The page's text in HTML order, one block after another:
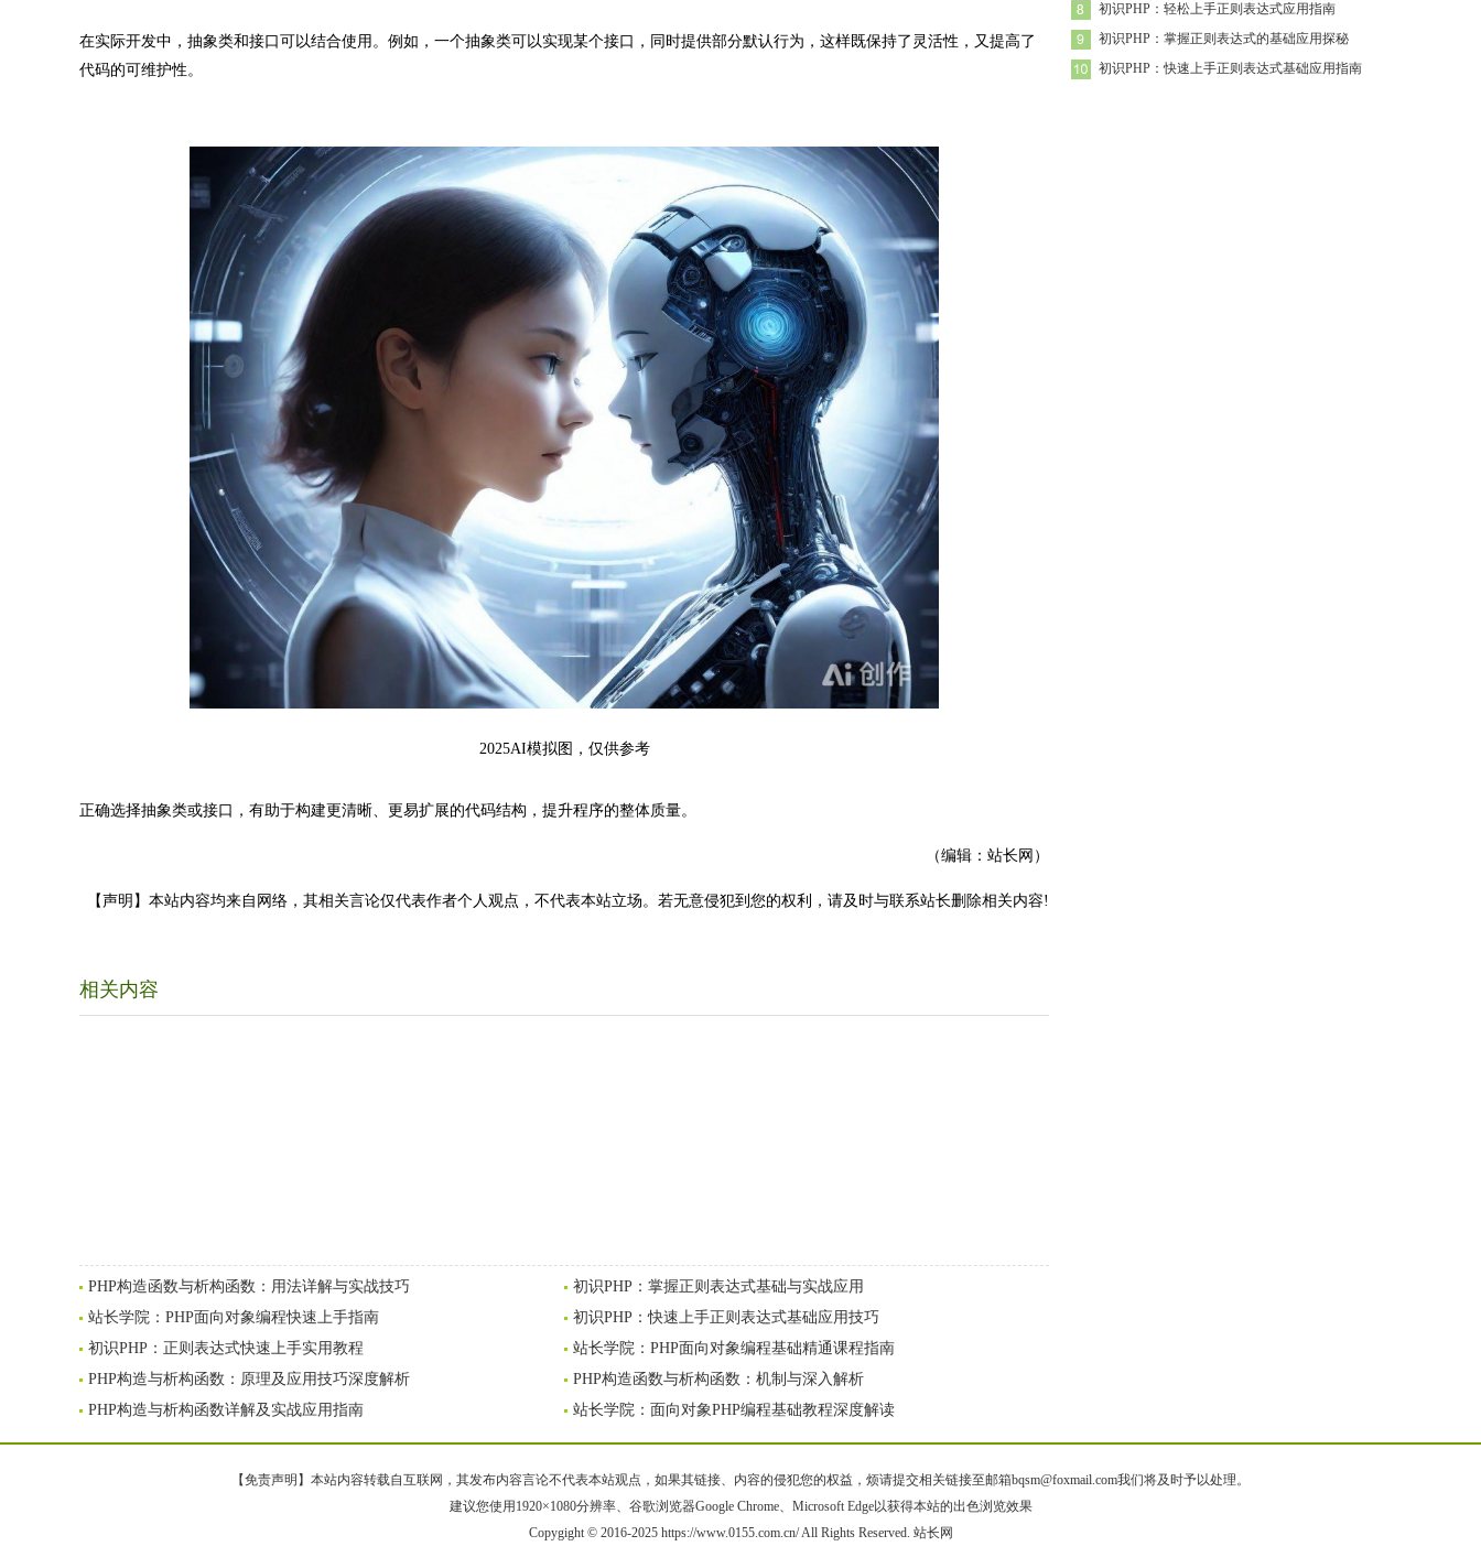
在实际开发中，抽象类和接口可以结合使用。例如，一个抽象类可以实现某个接口，同时提供部分默认行为，这样既保持了灵活性，又提高了
代码的可维护性。
2025AI模拟图，仅供参考
正确选择抽象类或接口，有助于构建更清晰、更易扩展的代码结构，提升程序的整体质量。
（编辑：站长网）
【声明】本站内容均来自网络，其相关言论仅代表作者个人观点，不代表本站立场。若无意侵犯到您的权利，请及时与联系站长删除相关内容!
相关内容
PHP构造函数与析构函数：用法详解与实战技巧
初识PHP：掌握正则表达式基础与实战应用
站长学院：PHP面向对象编程快速上手指南
初识PHP：快速上手正则表达式基础应用技巧
初识PHP：正则表达式快速上手实用教程
站长学院：PHP面向对象编程基础精通课程指南
PHP构造与析构函数：原理及应用技巧深度解析
PHP构造函数与析构函数：机制与深入解析
PHP构造与析构函数详解及实战应用指南
站长学院：面向对象PHP编程基础教程深度解读
初识PHP：轻松上手正则表达式应用指南
初识PHP：掌握正则表达式的基础应用探秘
初识PHP：快速上手正则表达式基础应用指南
【免责声明】本站内容转载自互联网，其发布内容言论不代表本站观点，如果其链接、内容的侵犯您的权益，烦请提交相关链接至邮箱bqsm@foxmail.com我们将及时予以处理。
建议您使用1920×1080分辨率、谷歌浏览器Google Chrome、Microsoft Edge以获得本站的出色浏览效果
Copygight © 2016-2025 https://www.0155.com.cn/ All Rights Reserved. 站长网